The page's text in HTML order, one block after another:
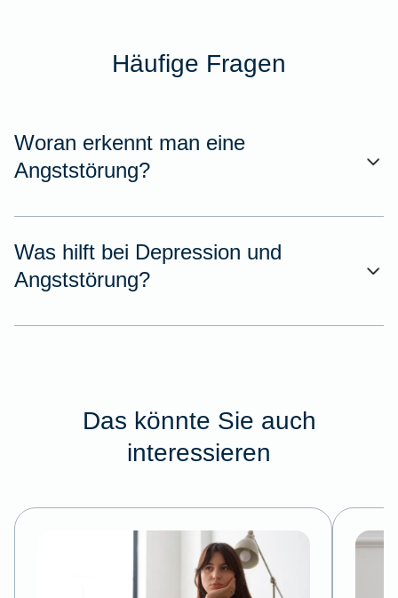
Häufige Fragen
Woran erkennt man eine
Angststörung?
Was hilft bei Depression und
Angststörung?
Das könnte Sie auch
interessieren